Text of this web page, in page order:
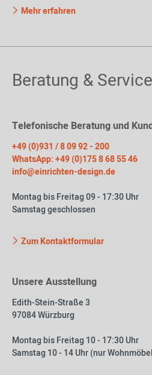
Mehr erfahren
Beratung & Service
Telefonische Beratung und
+49 (0)931 / 8 09 92 - 200
WhatsApp: +49 (0)175 8 68 55 46
info@einrichten-design.de
Montag bis Freitag 09 - 17:30 Uhr
Samstag geschlossen
Zum Kontaktformular
Unsere Ausstellung
Edith-Stein-Straße 3
97084 Würzburg
Montag bis Freitag 10 - 17:30 Uhr
Samstag 10 - 14 Uhr (nur